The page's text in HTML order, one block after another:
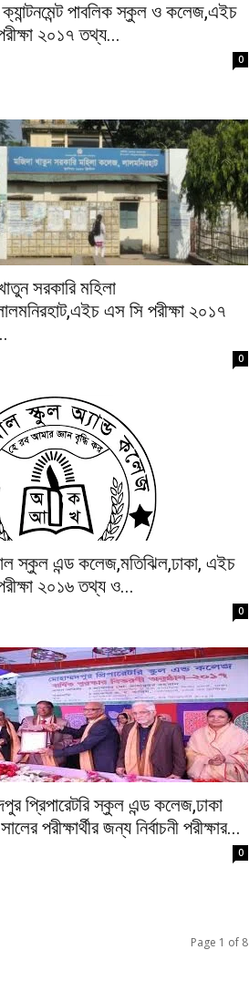
ক্যান্টনমেন্ট পাবলিক স্কুল ও কলেজ,এইচ
২০১৭ তথ্য...
0
সরকারি মহিলা
এস সি পরীক্ষা ২০১৭
0
স্কুল এন্ড কলেজ,মতিঝিল,ঢাকা, এইচ
২০১৬ তথ্য ও...
0
প্রিপারেটরি স্কুল এন্ড কলেজ,ঢাকা
পরীক্ষার্থীর জন্য নির্বাচনী পরীক্ষার...
0
Page 1 of 8